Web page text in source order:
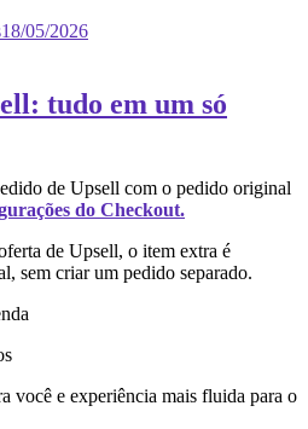
18/05/2026
tudo em um só
de Upsell com o pedido original
do Checkout.
de Upsell, o item extra é
sem criar um pedido separado.
você e experiência mais fluida para o